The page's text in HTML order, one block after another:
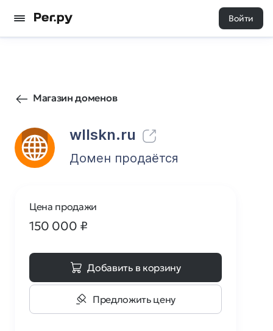
Войти
Магазин доменов
wllskn.ru
34 0
Домен продаётся
Цена продажи
150 000 ₽
Добавить в корзину
Предложить цену